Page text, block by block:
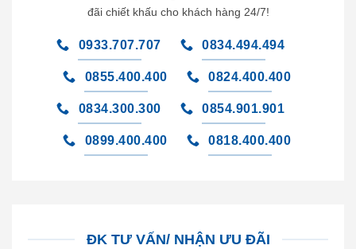
đãi chiết khấu cho khách hàng 24/7!
0933.707.707 0834.494.494
0855.400.400 0824.400.400
0834.300.300 0854.901.901
0899.400.400 0818.400.400
ĐK TƯ VẤN/ NHẬN ƯU ĐÃI